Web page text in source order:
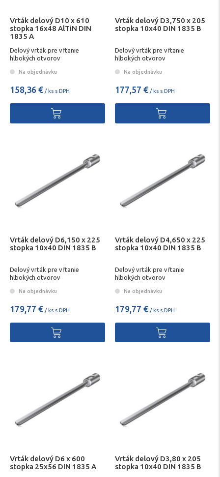
Vrták delový D10 x 610
stopka 16x48 AlTiN DIN
1835 A
Delový vrták pre vŕtanie
hlbokých otvorov
Na objednávku
158,36 € / ks s DPH
Vrták delový D3,750 x 205
stopka 10x40 DIN 1835 B
Delový vrták pre vŕtanie
hlbokých otvorov
Na objednávku
177,57 € / ks s DPH
Vrták delový D6,150 x 225
stopka 10x40 DIN 1835 B
Delový vrták pre vŕtanie
hlbokých otvorov
Na objednávku
179,77 € / ks s DPH
Vrták delový D4,650 x 225
stopka 10x40 DIN 1835 B
Delový vrták pre vŕtanie
hlbokých otvorov
Na objednávku
179,77 € / ks s DPH
Vrták delový D6 x 600
stopka 25x56 DIN 1835 A
Vrták delový D3,80 x 205
stopka 10x40 DIN 1835 B